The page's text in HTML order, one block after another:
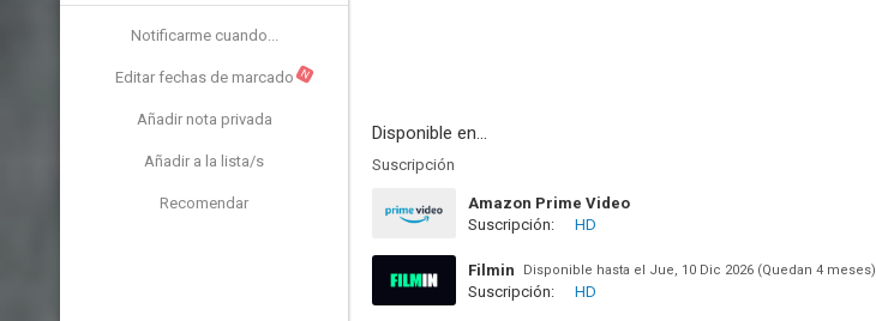
Notificarme cuando...
Editar fechas de marcado N
Añadir nota privada
Añadir a la lista/s
Recomendar
Disponible en...
Suscripción
Amazon Prime Video
Suscripción:
HD
Filmin Disponible hasta el Jue, 10 Dic 2026 (Quedan 4 meses)
Suscripción: HD